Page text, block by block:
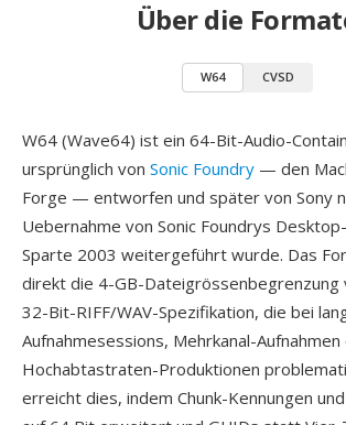
Über die
W64 CVSD
W64 (Wave64) ist ein 64-Bit-Audio-
ursprünglich von Sonic Foundry — den
Forge — entworfen und später von Sony
Uebernahme von Sonic Foundrys
Sparte 2003 weitergeführt wurde. Das
direkt die 4-GB-Dateigrössenbegrenzung
32-Bit-RIFF/WAV-Spezifikation, die bei
Aufnahmesessions, Mehrkanal-
Hochabtastraten-Produktionen
erreicht dies, indem Chunk-Kennungen